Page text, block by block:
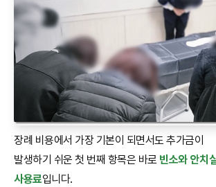
장례 비용에서 가장 기본이 되면서도 추가금이
발생하기 쉬운 첫 번째 항목은 바로 빈소와 안치
사용료입니다.